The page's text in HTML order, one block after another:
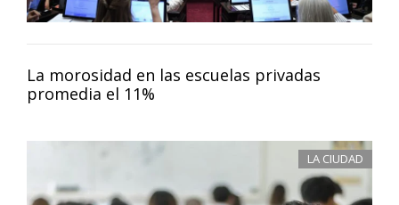
La morosidad en las escuelas privadas
promedia el 11%
LA CIUDAD